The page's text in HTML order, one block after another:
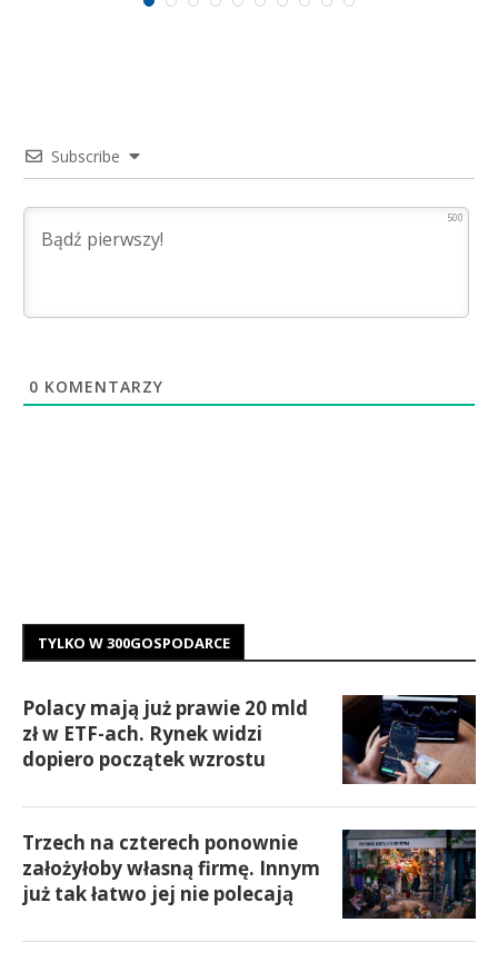
Subscribe
500
0 KOMENTARZY
TYLKO W 300GOSPODARCE
Polacy mają już prawie 20 mld
zł w ETF-ach. Rynek widzi
dopiero początek wzrostu
Trzech na czterech ponownie
założyłoby własną firmę. Innym
już tak łatwo jej nie polecają